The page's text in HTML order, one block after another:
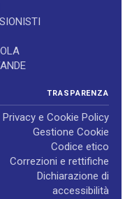
TRASPARENZA
Privacy e Cookie Policy
Gestione Cookie
Codice etico
Correzioni e rettifiche
Dichiarazione di
accessibilità